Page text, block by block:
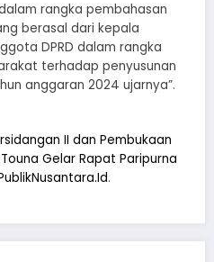
rangka pembahasan
berasal dari kepala
DPRD dalam rangka
terhadap penyusunan
anggaran 2024 ujarnya”.
II dan Pembukaan
Gelar Rapat Paripurna
.